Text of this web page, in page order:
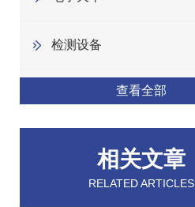
检测设备
查看全部
相关文章
RELATED ARTICLES